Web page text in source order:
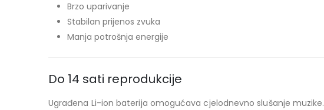
Brzo uparivanje
Stabilan prijenos zvuka
Manja potrošnja energije
Do 14 sati reprodukcije
Ugrađena Li-ion baterija omogućava cjelodnevno slušanje muzike.